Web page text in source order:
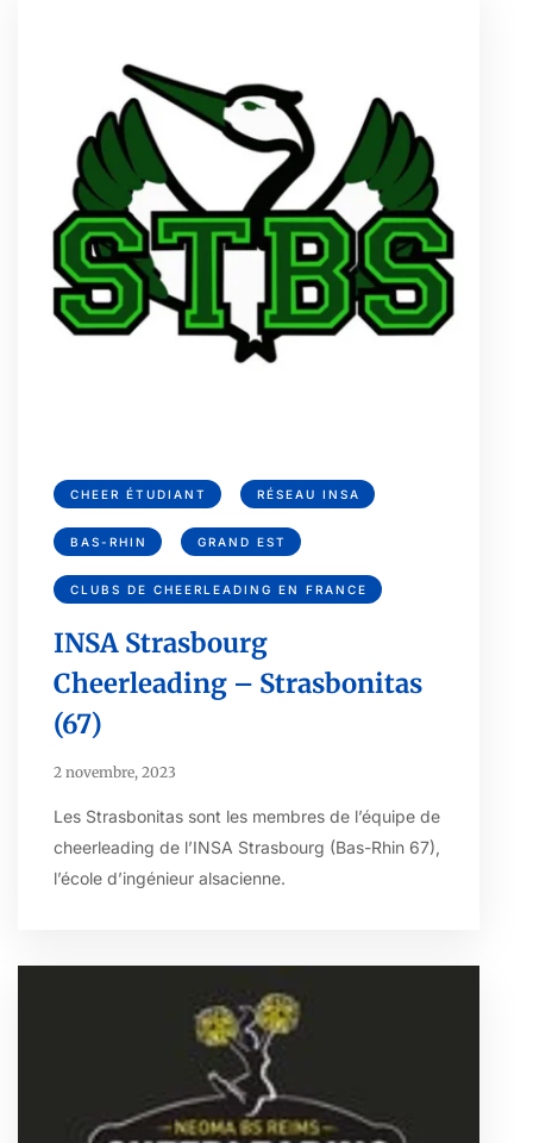
CHEER ÉTUDIANT RÉSEAU INSA
BAS-RHIN GRAND EST
CLUBS DE CHEERLEADING EN FRANCE
INSA Strasbourg
Cheerleading – Strasbonitas
(67)
2 novembre, 2023
Les Strasbonitas sont les membres de l’équipe de
cheerleading de l’INSA Strasbourg (Bas-Rhin 67),
l’école d’ingénieur alsacienne.